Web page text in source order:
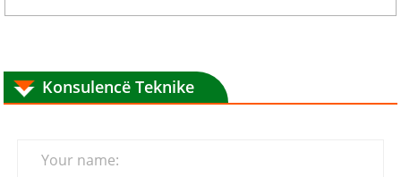
Konsulencë Teknike